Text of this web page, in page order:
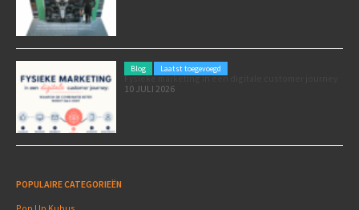
Blog Laatst toegevoegd
Fysieke marketing in een digitale customer journey
10 JULI 2026
POPULAIRE CATEGORIEËN